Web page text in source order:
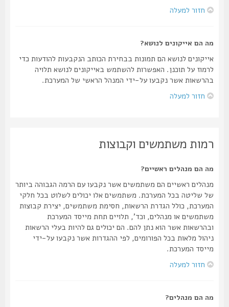
חזור למעלה
מה הם אייקונים לנושא?
אייקונים לנושא הם תמונות בבחירת הכותב הנקבעות להודעות כדי
לרמוז על תוכנן. האפשרות להשתמש באייקונים לנושא תלויה
בהרשאות אשר נקבעו על-ידי המנהל הראשי של המערכת.
חזור למעלה
רמות משתמשים וקבוצות
מה הם מנהלים ראשיים?
מנהלים ראשיים הם משתמשים אשר נקבעו עם הרמה הגבוהה ביותר
של שליטה בכל המערכת. משתמשים אלו יכולים לשלוט בכל חלקי
המערכת, כולל הגדרת הרשאות, חסימת משתמשים, יצירת קבוצות
משתמשים או מנהלים, וכד', תלויים תחת מייסד המערכת
ובהרשאות אשר הוא נתן להם. הם יכולים גם להיות בעלי הרשאות
ניהול מלאות בכל הפורומים, לפי ההגדרות אשר נקבעו על-ידי
מייסד המערכת.
חזור למעלה
מה הם מנהלים?